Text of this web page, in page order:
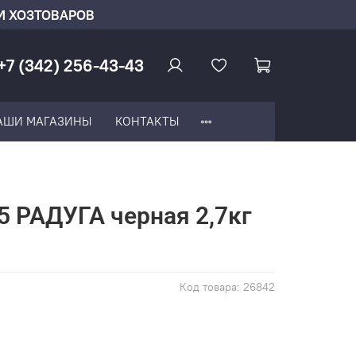
ХОЗТОВАРОВ
(342) 256-43-43
МАГАЗИНЫ КОНТАКТЫ
Код товара: 26842
черная 2,7кг